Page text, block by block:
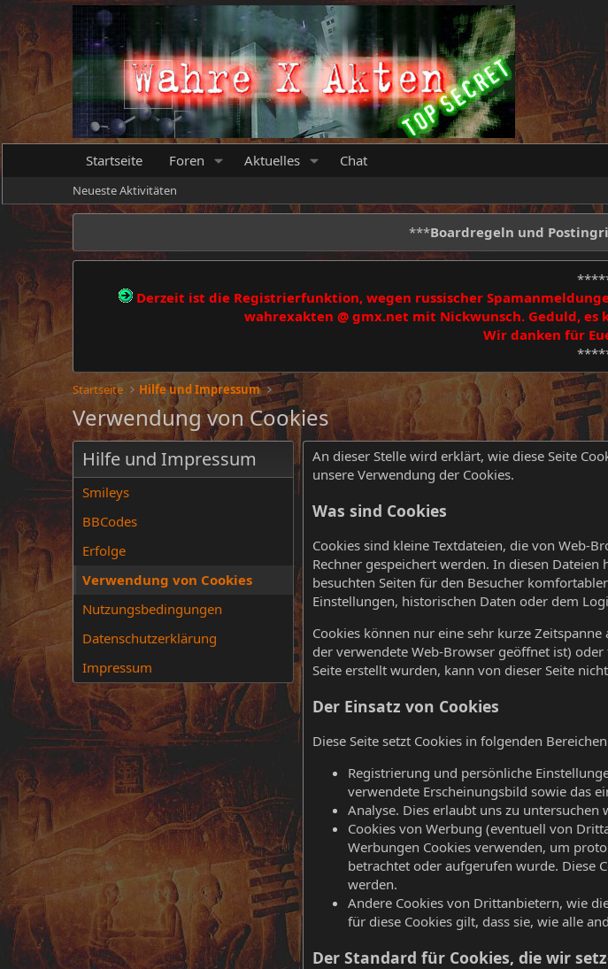
Startseite Foren Aktuelles Chat
Neueste Aktivitäten
***Boardregeln und
Derzeit ist die Registrierfunktion, wegen russischer
wahrexakten @ gmx.net mit Nickwunsch. Geduld,
Wir danken für
Startseite Hilfe und Impressum
Verwendung von Cookies
Hilfe und Impressum
Smileys
BBCodes
Erfolge
Verwendung von Cookies
Nutzungsbedingungen
Datenschutzerklärung
Impressum
An dieser Stelle wird erklärt, wie diese Seite
unsere Verwendung der Cookies.
Was sind Cookies
Cookies sind kleine Textdateien, die von Web-
Rechner gespeichert werden. In diesen
besuchten Seiten für den Besucher
Einstellungen, historischen Daten oder dem
Cookies können nur eine sehr kurze
der verwendete Web-Browser geöffnet ist)
Seite erstellt wurden, kann von dieser Seite
Der Einsatz von Cookies
Diese Seite setzt Cookies in folgenden
Registrierung und persönliche
verwendete Erscheinungsbild sowie das
Analyse. Dies erlaubt uns zu untersuchen
Cookies von Werbung (eventuell von
Werbungen Cookies verwenden, um
betrachtet oder aufgerufen wurde. Diese
werden.
Andere Cookies von Drittanbietern, wie
für diese Cookies gilt, dass sie, wie alle
Der Standard für Cookies, die wir